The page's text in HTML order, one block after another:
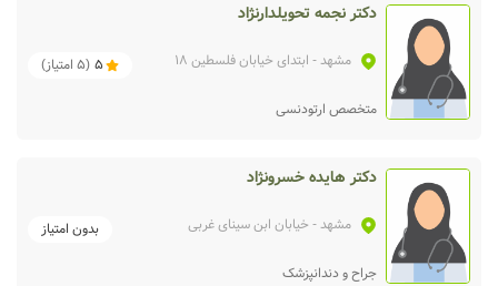
دکتر نجمه تحویلدارنژاد
مشهد- ابتدای خیابان فلسطین ۱۸ 5
(
5 امتیاز)
متخصص ارتودنسی
دکتر هایده خسرونژاد
مشهد- خیابان ابن سینای غربی بدون امتیاز
جراح و دندانپزشک